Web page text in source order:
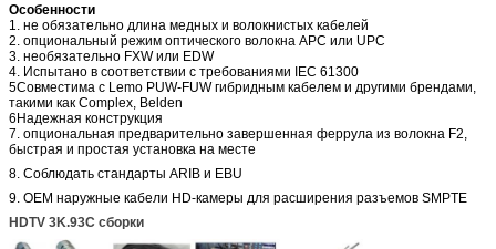
Особенности
1. не обязательно длина медных и волокнистых кабелей
2. опциональный режим оптического волокна APC или UPC
3. необязательно FXW или EDW
4. Испытано в соответствии с требованиями IEC 61300
5Совместима с Lemo PUW-FUW гибридным кабелем и другими брендами,
такими как Complex, Belden
6Надежная конструкция
7. опциональная предварительно завершенная феррула из волокна F2,
быстрая и простая установка на месте
8. Соблюдать стандарты ARIB и EBU
9. OEM наружные кабели HD-камеры для расширения разъемов SMPTE
HDTV 3K.93C сборки